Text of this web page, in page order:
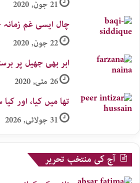
21 جون, 2020
چال ایسی غم زمانہ
22 جون, 2020
ابر بھی جھیل پر
26 مئی, 2020
تھا میں کیا، اور
31 جولائی, 2026
آج کی منتخب تحریر